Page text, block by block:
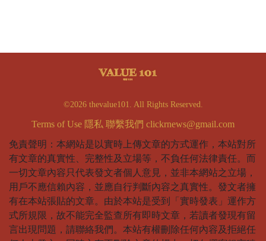
©2026 thevalue101. All Rights Reserved.
Terms of Use 隱私 聯繫我們 clickrnews@gmail.com
免責聲明：本網站是以實時上傳文章的方式運作，本站對所
有文章的真實性、完整性及立場等，不負任何法律責任。而
一切文章內容只代表發文者個人意見，並非本網站之立場，
用戶不應信賴內容，並應自行判斷內容之真實性。發文者擁
有在本站張貼的文章。由於本站是受到「實時發表」運作方
式所規限，故不能完全監查所有即時文章，若讀者發現有留
言出現問題，請聯絡我們。本站有權刪除任何內容及拒絕任